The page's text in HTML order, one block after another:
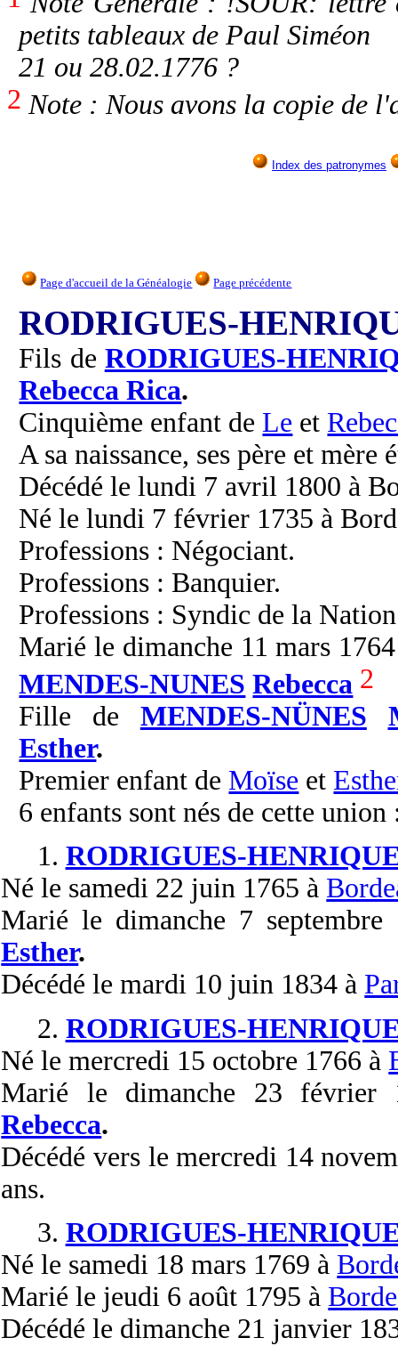
petits tableaux de Paul Siméon
21 ou 28.02.1776 ?
2 Note : Nous avons la copie de
Index des patronymes
Page d'accueil de la Généalogie Page précédente
RODRIGUES-
Fils de RODRIGUES-
Rebecca Rica.
Cinquième enfant de Le et
A sa naissance, ses père et
Décédé le lundi 7 avril 1800 à
Né le lundi 7 février 1735 à
Professions : Négociant.
Professions : Banquier.
Professions : Syndic de la
Marié le dimanche 11 mars
MENDES-NUNES Rebecca 2
Fille de MENDES-NÜNES
Esther.
Premier enfant de Moïse et
6 enfants sont nés de cette union
1. RODRIGUES-
Né le samedi 22 juin 1765 à
Marié le dimanche 7
Esther.
Décédé le mardi 10 juin 1834 à
2. RODRIGUES-
Né le mercredi 15 octobre 1766 à
Marié le dimanche 23
Rebecca.
Décédé vers le mercredi 14
ans.
3. RODRIGUES-
Né le samedi 18 mars 1769 à
Marié le jeudi 6 août 1795 à
Décédé le dimanche 21 janvier